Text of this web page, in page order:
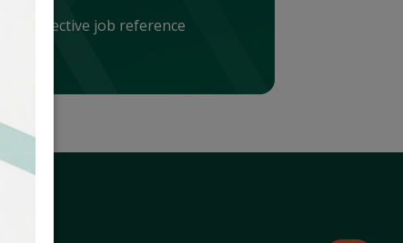
respective job reference